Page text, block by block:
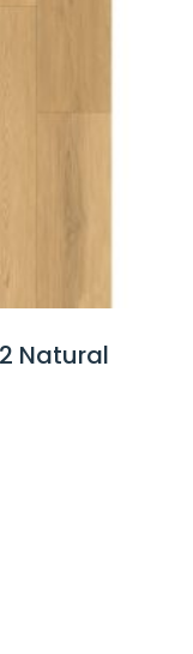
Natural